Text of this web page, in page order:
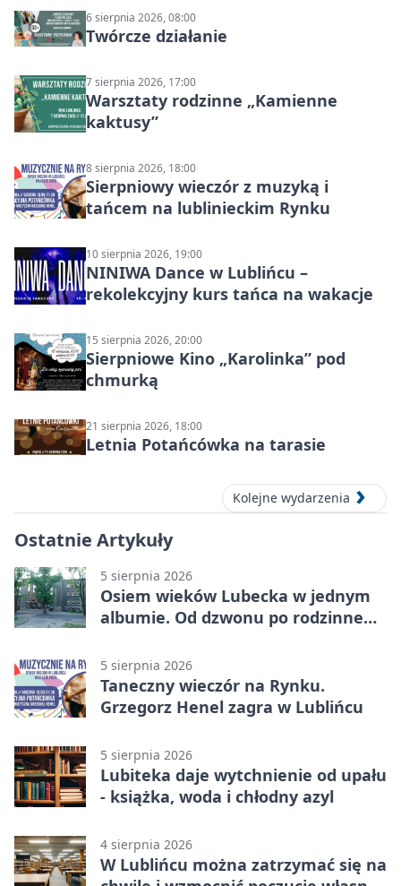
6 sierpnia 2026, 08:00
Twórcze działanie
7 sierpnia 2026, 17:00
Warsztaty rodzinne „Kamienne
kaktusy”
8 sierpnia 2026, 18:00
Sierpniowy wieczór z muzyką i
tańcem na lublinieckim Rynku
10 sierpnia 2026, 19:00
NINIWA Dance w Lublińcu –
rekolekcyjny kurs tańca na wakacje
15 sierpnia 2026, 20:00
Sierpniowe Kino „Karolinka” pod
chmurką
21 sierpnia 2026, 18:00
Letnia Potańcówka na tarasie
Kolejne wydarzenia
Ostatnie Artykuły
5 sierpnia 2026
Osiem wieków Lubecka w jednym
albumie. Od dzwonu po rodzinne
5 sierpnia 2026
Taneczny wieczór na Rynku.
Grzegorz Henel zagra w Lublińcu
5 sierpnia 2026
Lubiteka daje wytchnienie od upału
- książka, woda i chłodny azyl
4 sierpnia 2026
W Lublińcu można zatrzymać się na